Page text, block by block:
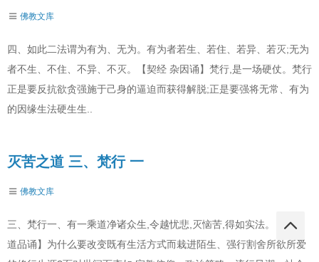
佛教文库
四、如此二法谓为有为、无为。有为者若生、若住、若异、若灭;无为
者不生、不住、不异、不灭。【契经 杂因诵】梵行,是一场硬仗。梵行
正是要反抗欲贪强施于己身的逼迫而获得解脱;正是要强将无常、有为
的因缘生法硬生生..
灭苦之道 三、梵行 一
佛教文库
三、梵行一、有一乘道净诸众生,令越忧悲,灭恼苦,得如实法。【契经
道品诵】为什么要改变既有生活方式而栽进陌生、强行割舍所欲所爱